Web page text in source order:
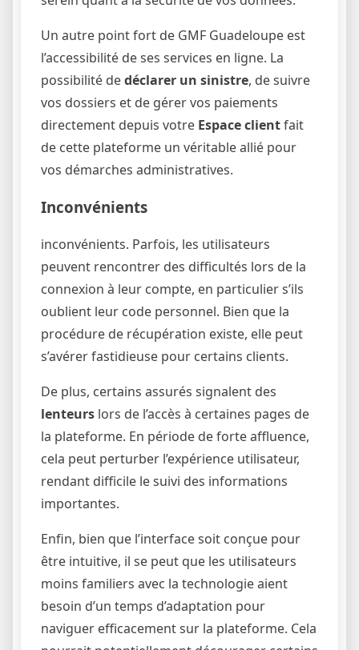
Un autre point fort de GMF Guadeloupe est
l’accessibilité de ses services en ligne. La
possibilité dedéclarer un sinistre, de suivre
vos dossiers et de gérer vos paiements
directement depuis votre Espace clientfait
de cette plateforme un véritable allié pour
vos démarches administratives.
Inconvénients
inconvénients. Parfois, les utilisateurs
peuvent rencontrer des difficultés lors de la
connexion à leur compte, en particulier s’ils
oublient leur code personnel. Bien que la
procédure de récupération existe, elle peut
s’avérer fastidieuse pour certains clients.
De plus, certains assurés signalent des
lenteurs lors de l’accès à certaines pages de
la plateforme. En période de forte affluence,
cela peut perturber l’expérience utilisateur,
rendant difficile le suivi des informations
importantes.
Enfin, bien que l’interface soit conçue pour
être intuitive, il se peut que les utilisateurs
moins familiers avec la technologie aient
besoin d’un temps d’adaptation pour
naviguer efficacement sur la plateforme. Cela